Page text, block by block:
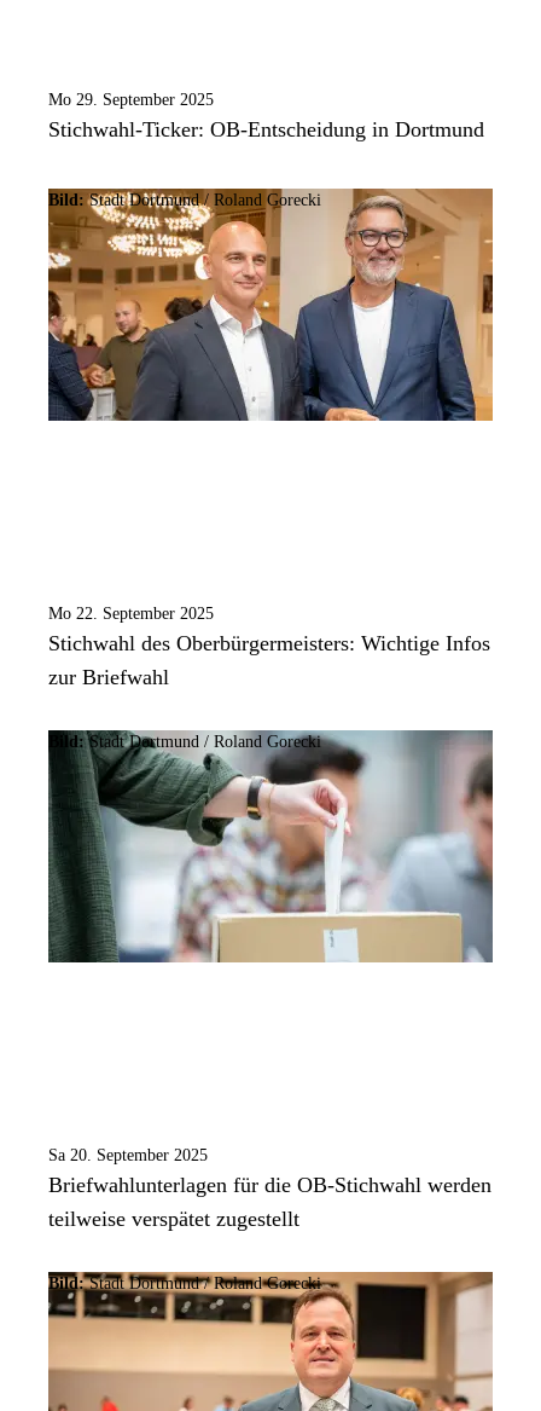
Mo 29. September 2025
Stichwahl-Ticker: OB-Entscheidung in Dortmund
Bild: Stadt Dortmund / Roland Gorecki
Mo 22. September 2025
Stichwahl des Oberbürgermeisters: Wichtige Infos
zur Briefwahl
Bild:Stadt Dortmund / Roland Gorecki
Sa 20. September 2025
Briefwahlunterlagen für die OB-Stichwahl werden
teilweise verspätet zugestellt
Bild:Stadt Dortmund / Roland Gorecki